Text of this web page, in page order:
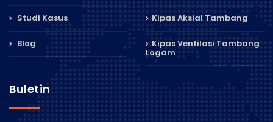
Studi Kasus
Blog
Kipas Aksial Tambang
Kipas Ventilasi Tambang
Logam
Buletin